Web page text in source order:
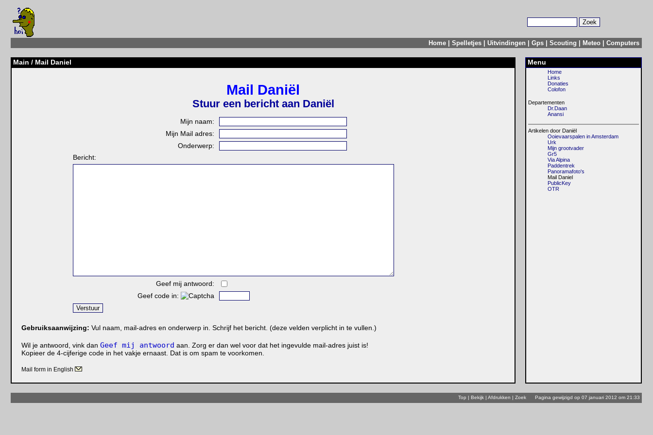
Home |Spelletjes |Uitvindingen |Gps |Scouting Meteo |Computers
Main / Mail Daniel Menu
Mail Daniël
Stuur een bericht aan Daniël
Mijn naam:
Mijn Mail adres:
Onderwerp:
Bericht:
Geef mij antwoord:
Geef code in:
Gebruiksaanwijzing: Vul naam, mail-adres en onderwerp in. Schrijf het bericht. (deze velden verplicht in te vullen.)
Wil je antwoord, vink danGeef mij antwoord aan. Zorg er dan wel voor dat het ingevulde mail-adres juist is!
Kopieer de 4-cijferige code in het vakje ernaast. Dat is om spam te voorkomen.
Mail form in English
Home
Links
Donaties
Colofon
Departementen
Dr.Daan
Anansi
Artikelen door Daniël
Ooievaarspalen in Amsterdam
Urk
Mijn grootvader
Gr5
Via Alpina
Paddentrek
Panoramafoto's
Mail Daniel
PublicKey
OTR
Top Bekijk |Afdrukken |Zoek Pagina gewijzigd op 07 januari 2012 om 21:33